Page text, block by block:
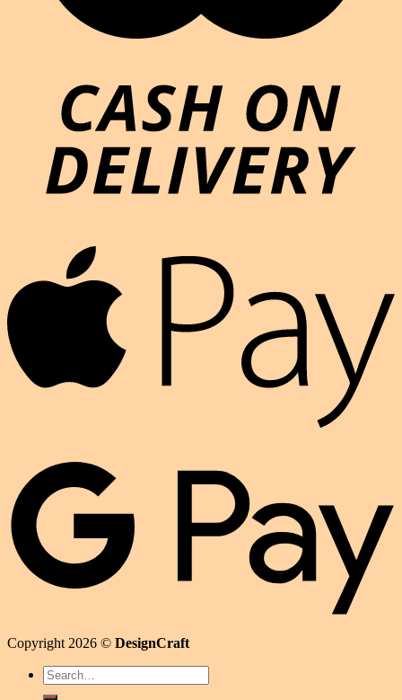
Copyright 2026 © DesignCraft
Search
for: